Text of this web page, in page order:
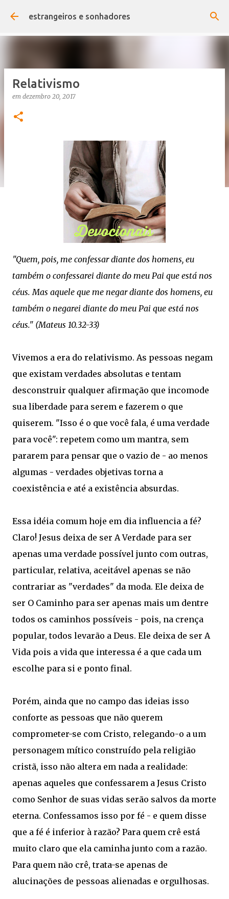
Pular para o conteúdo principal
estrangeiros e sonhadores
Relativismo
em dezembro 20, 2017
"Quem, pois, me confessar diante dos homens, eu
também o confessarei diante do meu Pai que está nos
céus. Mas aquele que me negar diante dos homens, eu
também o negarei diante do meu Pai que está nos
céus." (Mateus 10.32‭-‬33)
Vivemos a era do relativismo. As pessoas negam
que existam verdades absolutas e tentam
desconstruir qualquer afirmação que incomode
sua liberdade para serem e fazerem o que
quiserem. "Isso é o que você fala, é uma verdade
para você": repetem como um mantra, sem
pararem para pensar que o vazio de - ao menos
algumas - verdades objetivas torna a
coexistência e até a existência absurdas.
Essa idéia comum hoje em dia influencia a fé?
Claro! Jesus deixa de ser A Verdade para ser
apenas uma verdade possível junto com outras,
particular, relativa, aceitável apenas se não
contrariar as "verdades" da moda. Ele deixa de
ser O Caminho para ser apenas mais um dentre
todos os caminhos possíveis - pois, na crença
popular, todos levarão a Deus. Ele deixa de ser A
Vida pois a vida que interessa é a que cada um
escolhe para si e ponto final.
Porém, ainda que no campo das ideias isso
conforte as pessoas que não querem
comprometer-se com Cristo, relegando-o a um
personagem mítico construído pela religião
cristã, isso não altera em nada a realidade:
apenas aqueles que confessarem a Jesus Cristo
como Senhor de suas vidas serão salvos da morte
eterna. Confessamos isso por fé - e quem disse
que a fé é inferior à razão? Para quem crê está
muito claro que ela caminha junto com a razão.
Para quem não crê, trata-se apenas de
alucinações de pessoas alienadas e orgulhosas.